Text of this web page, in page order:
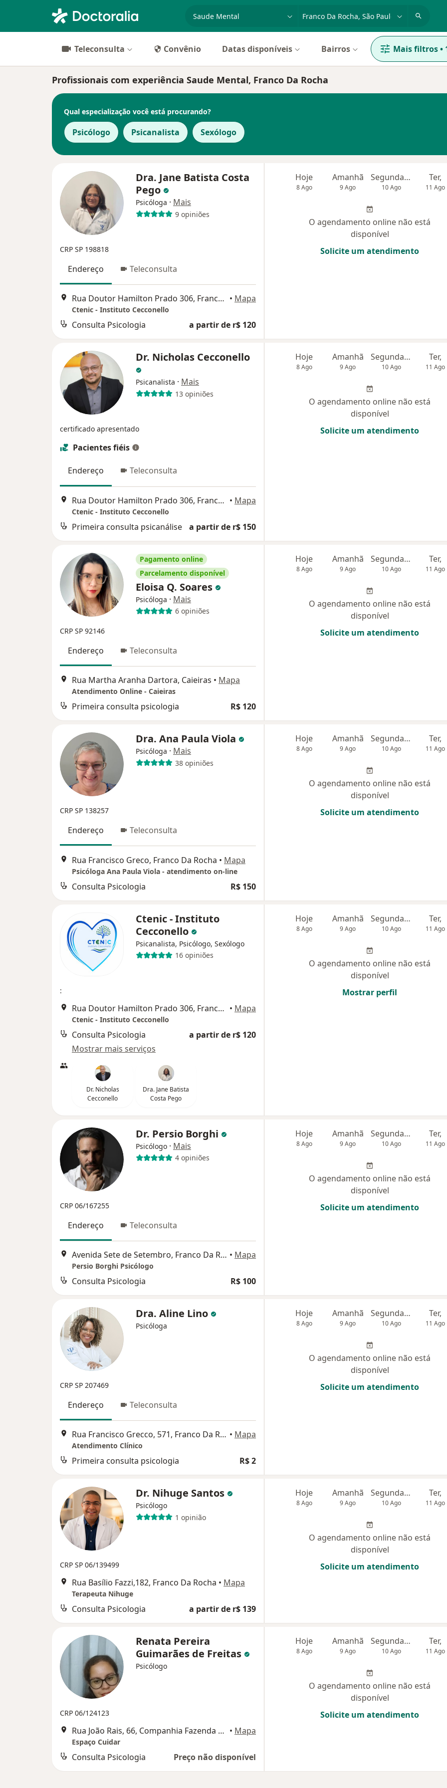
Teleconsulta Convênio Datas disponíveis Bairros Mais filtros•
Profissionais com experiência Saude Mental, Franco Da Rocha
Qual especialização você está procurando?
Psicólogo Psicanalista Sexólogo
Dra. Jane Batista Costa
Pego
Psicóloga · Mais
9 opiniões
CRP SP 198818
Endereço Teleconsulta
Rua Doutor Hamilton Prado 306, Franco Da Rocha • Mapa
Ctenic - Instituto Cecconello
Consulta Psicologia a partir de r$ 120
Hoje
8 Ago
Amanhã
9 Ago
Segunda-feira
10 Ago
Ter,
11 Ago
O agendamento online não está
disponível
Solicite um atendimento
Dr. Nicholas Cecconello
Psicanalista · Mais
13 opiniões
certificado apresentado
Pacientes fiéis
Endereço Teleconsulta
Rua Doutor Hamilton Prado 306, Franco Da Rocha • Mapa
Ctenic - Instituto Cecconello
Primeira consulta psicanálise a partir de r$ 150
Hoje
8 Ago
Amanhã
9 Ago
Segunda-feira
10 Ago
Ter,
11 Ago
O agendamento online não está
disponível
Solicite um atendimento
Pagamento online
Parcelamento disponível
Eloisa Q. Soares
Psicóloga · Mais
6 opiniões
CRP SP 92146
Endereço Teleconsulta
Rua Martha Aranha Dartora, Caieiras • Mapa
Atendimento Online - Caieiras
Primeira consulta psicologia R$ 120
Hoje
8 Ago
Amanhã
9 Ago
Segunda-feira
10 Ago
Ter,
11 Ago
O agendamento online não está
disponível
Solicite um atendimento
Dra. Ana Paula Viola
Psicóloga · Mais
38 opiniões
CRP SP 138257
Endereço Teleconsulta
Rua Francisco Greco, Franco Da Rocha • Mapa
Psicóloga Ana Paula Viola - atendimento on-line
Consulta Psicologia R$ 150
Hoje
8 Ago
Amanhã
9 Ago
Segunda-feira
10 Ago
Ter,
11 Ago
O agendamento online não está
disponível
Solicite um atendimento
Ctenic - Instituto
Cecconello
Psicanalista, Psicólogo, Sexólogo
16 opiniões
:
Rua Doutor Hamilton Prado 306, Franco Da Rocha • Mapa
Ctenic - Instituto Cecconello
Consulta Psicologia
a partir de r$ 120
Mostrar mais serviços
Dr. Nicholas
Cecconello
Dra. Jane Batista
Costa Pego
Hoje
8 Ago
Amanhã
9 Ago
Segunda-feira
10 Ago
Ter,
11 Ago
O agendamento online não está
disponível
Mostrar perfil
Dr. Persio Borghi
Psicólogo · Mais
4 opiniões
CRP 06/167255
Endereço Teleconsulta
Avenida Sete de Setembro, Franco Da Rocha • Mapa
Persio Borghi Psicólogo
Consulta Psicologia R$ 100
Hoje
8 Ago
Amanhã
9 Ago
Segunda-feira
10 Ago
Ter,
11 Ago
O agendamento online não está
disponível
Solicite um atendimento
Dra. Aline Lino
Psicóloga
CRP SP 207469
Endereço Teleconsulta
Rua Francisco Grecco, 571, Franco Da Rocha • Mapa
Atendimento Clínico
Primeira consulta psicologia R$ 2
Hoje
8 Ago
Amanhã
9 Ago
Segunda-feira
10 Ago
Ter,
11 Ago
O agendamento online não está
disponível
Solicite um atendimento
Dr. Nihuge Santos
Psicólogo
1 opinião
CRP SP 06/139499
Rua Basílio Fazzi,182, Franco Da Rocha • Mapa
Terapeuta Nihuge
Consulta Psicologia a partir de r$ 139
Hoje
8 Ago
Amanhã
9 Ago
Segunda-feira
10 Ago
Ter,
11 Ago
O agendamento online não está
disponível
Solicite um atendimento
Renata Pereira
Guimarães de Freitas
Psicólogo
CRP 06/124123
Rua João Rais, 66, Companhia Fazenda Belém, Franco Da Rocha • Mapa
Espaço Cuidar
Consulta Psicologia Preço não disponível
Hoje
8 Ago
Amanhã
9 Ago
Segunda-feira
10 Ago
Ter,
11 Ago
O agendamento online não está
disponível
Solicite um atendimento